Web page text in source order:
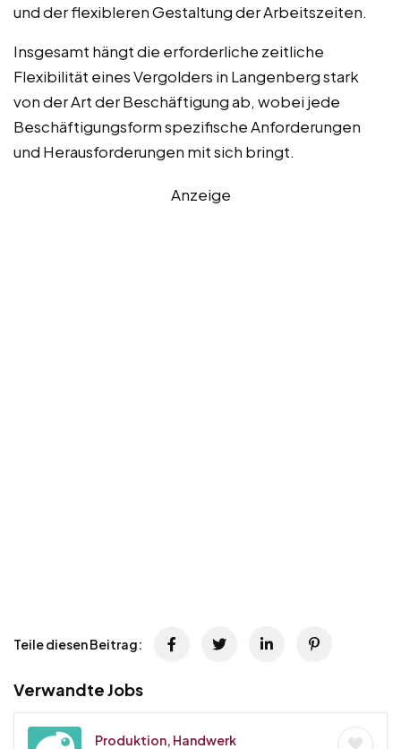
und der flexibleren Gestaltung der Arbeitszeiten.
Insgesamt hängt die erforderliche zeitliche
Flexibilität eines Vergolders in Langenberg stark
von der Art der Beschäftigung ab, wobei jede
Beschäftigungsform spezifische Anforderungen
und Herausforderungen mit sich bringt.
Anzeige
Teile diesen Beitrag:
Verwandte Jobs
Produktion, Handwerk